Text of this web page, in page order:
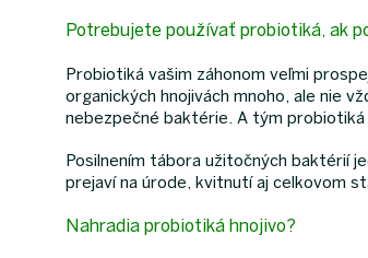
Potrebujete používať probiotiká, ak
Probiotiká vašim záhonom veľmi
organických hnojivách mnoho, ale nie
nebezpečné baktérie. A tým probiotiká
Posilnením tábora užitočných baktérií
prejaví na úrode, kvitnutí aj celkovom
Nahradia probiotiká hnojivo?